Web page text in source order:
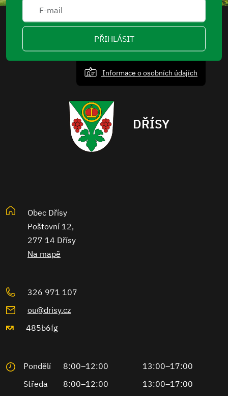
PŘIHLÁSIT
Informace o osobních údajích
DŘÍSY
Obec Dřísy
Poštovní 12,
277 14 Dřísy
Na mapě
326 971 107
ou@drisy.cz
485b6fg
Pondělí 8:00–12:00
13:00–17:00
Středa
8:00–12:00 13:00–17:00